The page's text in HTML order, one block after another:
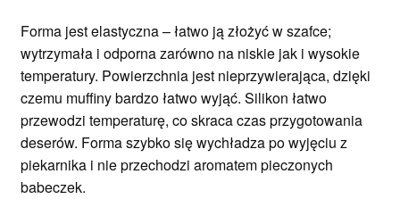
Forma jest elastyczna – łatwo ją złożyć w szafce;
wytrzymała i odporna zarówno na niskie jak i wysokie
temperatury. Powierzchnia jest nieprzywierająca, dzięki
czemu muffiny bardzo łatwo wyjąć. Silikon łatwo
przewodzi temperaturę, co skraca czas przygotowania
deserów. Forma szybko się wychładza po wyjęciu z
piekarnika i nie przechodzi aromatem pieczonych
babeczek.